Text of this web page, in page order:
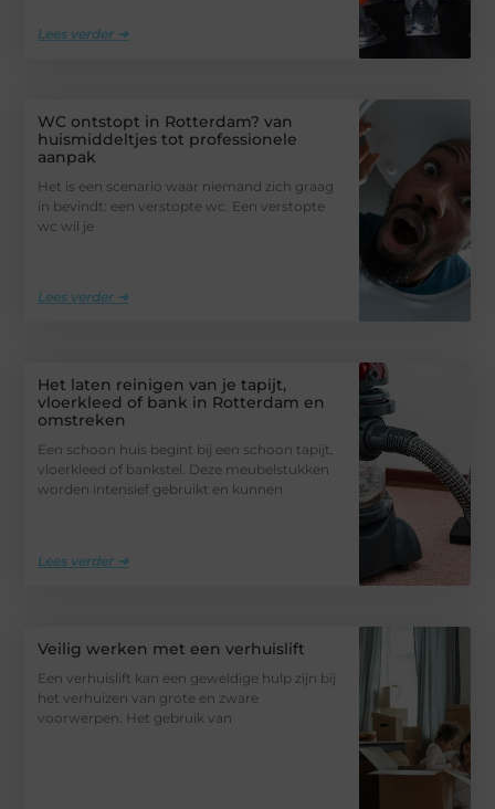
Lees verder ➜
WC ontstopt in Rotterdam? van
huismiddeltjes tot professionele
aanpak
Het is een scenario waar niemand zich graag
in bevindt: een verstopte wc. Een verstopte
wc wil je
Lees verder ➜
Het laten reinigen van je tapijt,
vloerkleed of bank in Rotterdam en
omstreken
Een schoon huis begint bij een schoon tapijt,
vloerkleed of bankstel. Deze meubelstukken
worden intensief gebruikt en kunnen
Lees verder ➜
Veilig werken met een verhuislift
Een verhuislift kan een geweldige hulp zijn bij
het verhuizen van grote en zware
voorwerpen. Het gebruik van